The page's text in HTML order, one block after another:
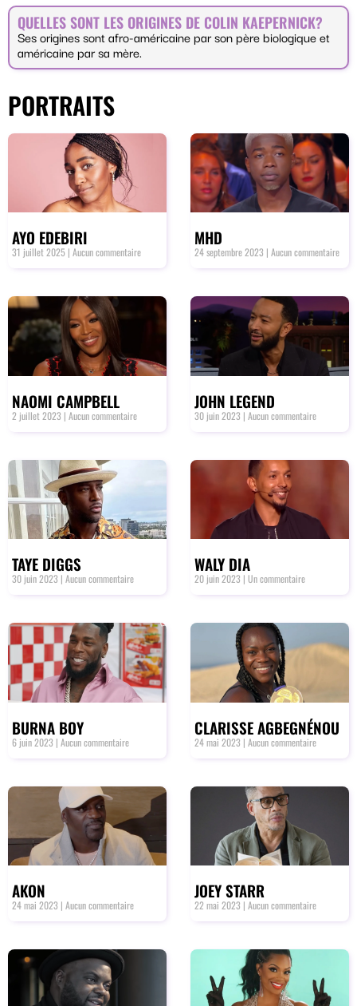
QUELLES SONT LES ORIGINES DE COLIN KAEPERNICK?
Ses origines sont afro-américaine par son père biologique et
américaine par sa mère.
PORTRAITS
AYO EDEBIRI
31 juillet 2025 Aucun commentaire
MHD
24 septembre 2023 Aucun commentaire
NAOMI CAMPBELL
2 juillet 2023 Aucun commentaire
JOHN LEGEND
30 juin 2023 Aucun commentaire
TAYE DIGGS
30 juin 2023 Aucun commentaire
WALY DIA
20 juin 2023 Un commentaire
BURNA BOY
6 juin 2023 Aucun commentaire
CLARISSE AGBEGNÉNOU
24 mai 2023 Aucun commentaire
AKON
24 mai 2023 Aucun commentaire
JOEY STARR
22 mai 2023 Aucun commentaire